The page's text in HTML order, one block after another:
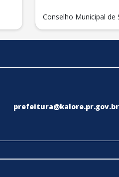
Conselho Municipal de
prefeitura@kalore.pr.gov.br